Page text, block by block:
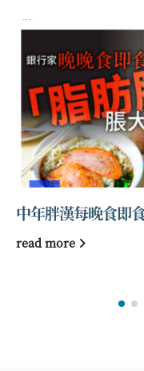
中年胖漢每晚食即
read more